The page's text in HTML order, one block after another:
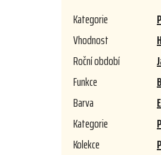
Kategorie
Vhodnost
Roční období
Funkce
Barva
Kategorie
Kolekce